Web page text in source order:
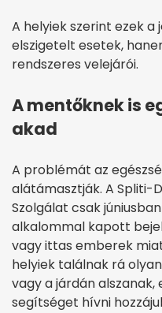
A helyiek szerint ezek
elszigetelt esetek,
rendszeres velejárói.
A mentőknek is
akad
A problémát az
alátámasztják. A Spliti-
Szolgálat csak
alkalommal kapott
vagy ittas emberek
helyiek találnak rá
vagy a járdán
segítséget hívni